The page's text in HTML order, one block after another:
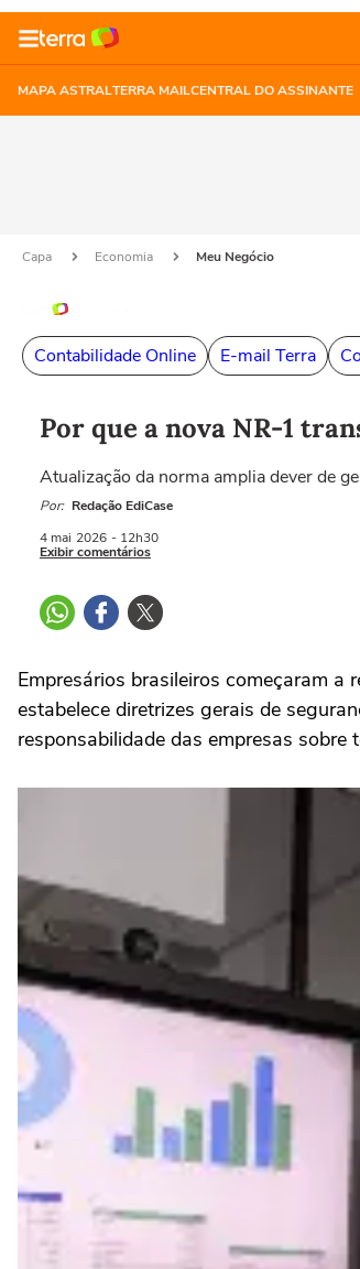
MAPA ASTRALTERRA MAILCENTRAL DO ASSINANTE
Capa Economia Meu Negócio
Contabilidade Online E-mail Terra
Por que a nova NR-1
Atualização da norma amplia dever de
Por: Redação EdiCase
4 mai 2026 - 12h30
Exibir comentários
Empresários brasileiros começaram
estabelece diretrizes gerais de
responsabilidade das empresas